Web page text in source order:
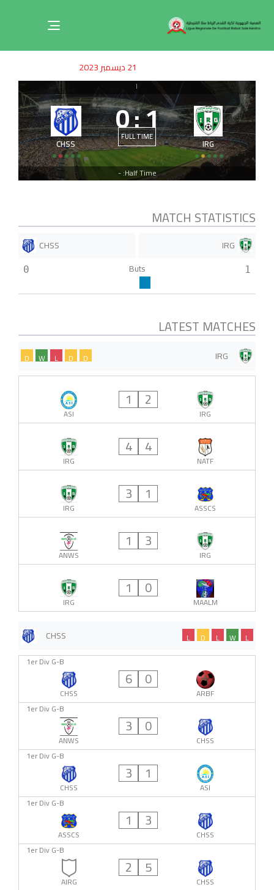
Toggle
IN:on:
21 ديسمبر 2023
|
IRG
1
:
0FULL TIME
CHSS
Half Time: -
MATCH STATISTICS
IRG
CHSS
1
Buts
0
LATEST MATCHES
IRG
D
D
L
W
D
ASI
1 2
IRG
IRG
4 4
NATF
IRG
3 1
ASSCS
ANWS
1 3
IRG
IRG
1 0
MAALM
CHSS L
W
L
D
L
1er Div G-B
CHSS
6 0
ARBF
1er Div G-B
ANWS
3 0
CHSS
1er Div G-B
CHSS
3 1
ASI
1er Div G-B
ASSCS
1 3
CHSS
1er Div G-B
AIRG
2 5
CHSS